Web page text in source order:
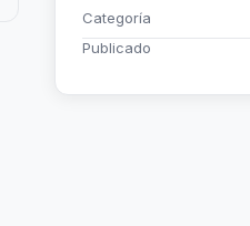
Categoría
Publicado